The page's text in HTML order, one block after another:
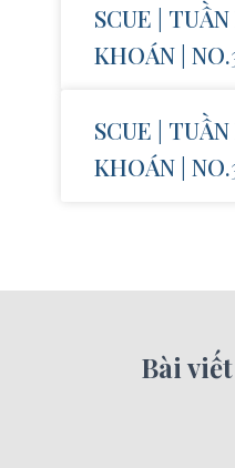
SCUE |
KHOÁN |
SCUE |
KHOÁN |
Bài